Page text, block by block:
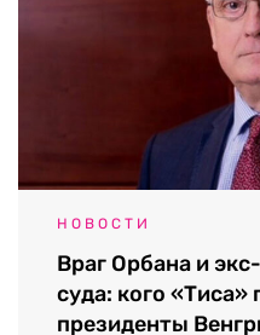
НОВОСТИ
Враг Орбана и
суда: кого «Тиса»
президенты